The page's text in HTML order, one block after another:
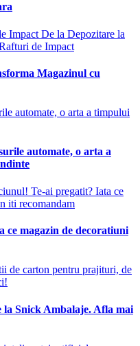
De la Depozitare la
de Impact
Magazinul cu
automate, o arta a timpului
automate, o arta a
Te-ai pregatit? Iata ce
iti recomandam
magazin de decoratiuni
de carton pentru prajituri, de
Snick Ambalaje. Afla mai